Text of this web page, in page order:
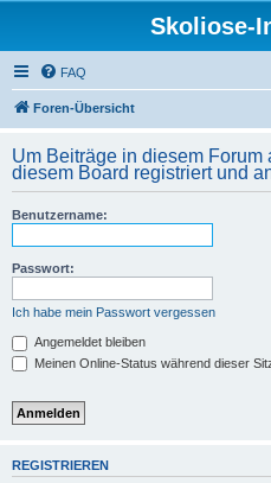
Skoliose-
FAQ
Foren-Übersicht
Um Beiträge in diesem Forum
diesem Board registriert und
Benutzername:
Passwort:
Ich habe mein Passwort vergessen
Angemeldet bleiben
Meinen Online-Status während dieser
REGISTRIEREN